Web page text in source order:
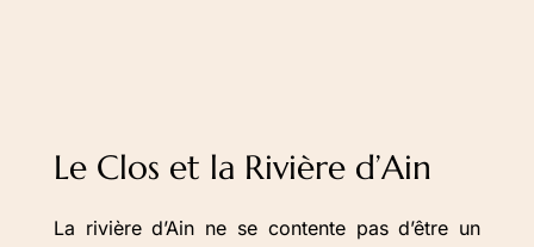
Le Clos et la Rivière d’Ain
La rivière d’Ain ne se contente pas d’être un